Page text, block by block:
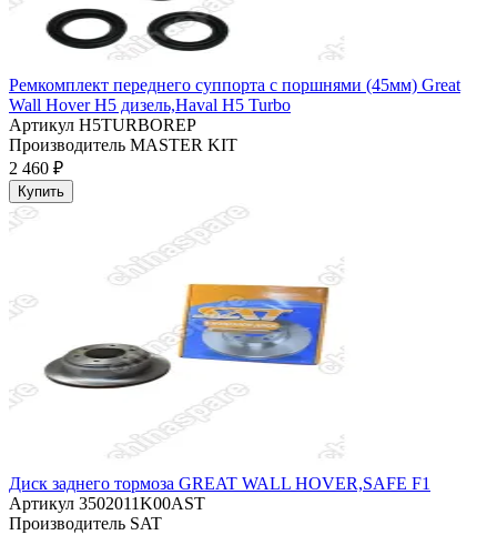
Ремкомплект переднего суппорта с поршнями (45мм) Great
Wall Hover H5 дизель,Haval H5 Turbo
Артикул H5TURBOREP
Производитель MASTER KIT
2 460 ₽
Купить
Диск заднего тормоза GREAT WALL HOVER,SAFE F1
Артикул 3502011K00AST
Производитель SAT